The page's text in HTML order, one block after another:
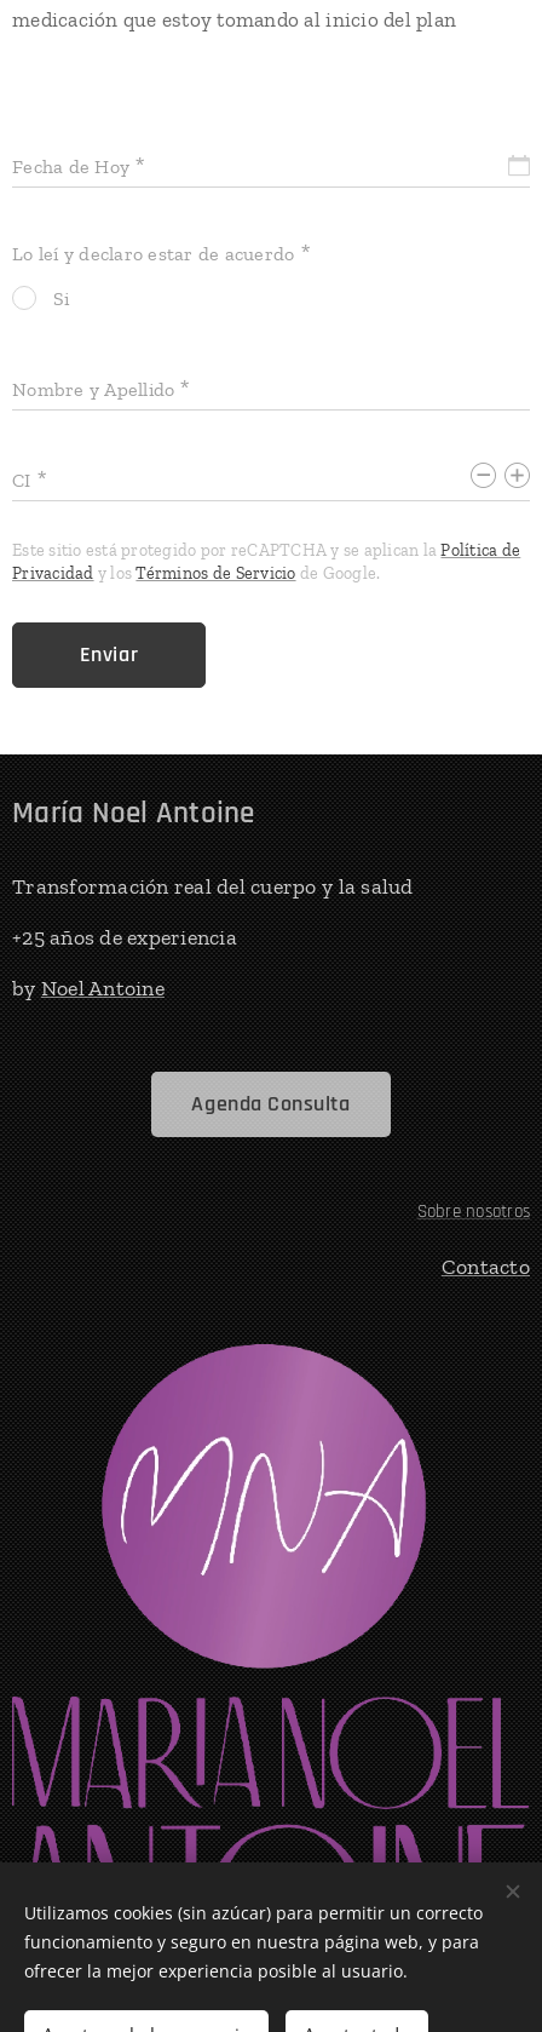
medicación que estoy tomando al inicio del plan
Fecha de Hoy
Lo leí y declaro estar de acuerdo
Si
Nombre y Apellido
CI
Este sitio está protegido por reCAPTCHA y se aplican laPolítica de
Privacidad y losTérminos de Servicio de Google.
Enviar
María Noel Antoine
Transformación real del cuerpo y la salud
+25 años de experiencia
byNoel Antoine
Agenda Consulta
Sobre nosotros
Contacto
Utilizamos cookies (sin azúcar) para permitir un correcto
funcionamiento y seguro en nuestra página web, y para
ofrecer la mejor experiencia posible al usuario.